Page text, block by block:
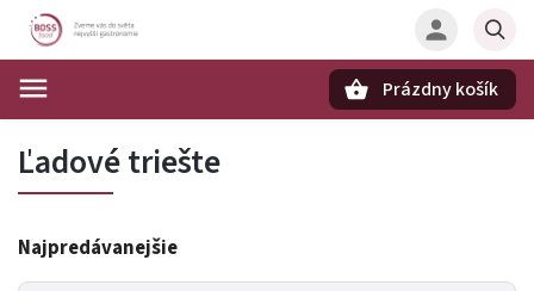
Prázdny košík
Ľadové triešte
Najpredávanejšie